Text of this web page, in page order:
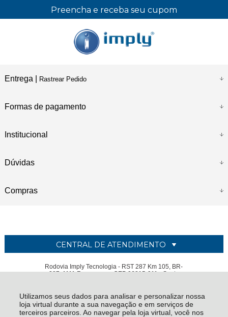
Utilizamos seus dados para analisar e personalizar nossa
loja virtual durante a sua navegação e em serviços de
terceiros parceiros. Ao navegar pela loja virtual, você nos
Preencha e receba seu cupom
Entrega | Rastrear Pedido
Formas de pagamento
Institucional
Dúvidas
Compras
CENTRAL DE ATENDIMENTO
Rodovia Imply Tecnologia - RST 287 Km 105, BR-
287, 1111 Renascença CEP 96815-911 - Santa
IMPLY TECNOLOGIA ELETRONICA LTDA - CNPJ: 05.681.400/0001-23
Todos os direitos reservados-Imply-2026